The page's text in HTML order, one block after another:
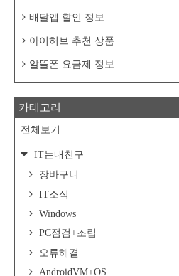
배달앱 할인 정보
아이허브 추천 상품
알뜰폰 요금제 정보
카테고리
전체보기
IT는내친구
장바구니
IT소식
Windows
PC점검+조립
오류해결
AndroidVM+OS